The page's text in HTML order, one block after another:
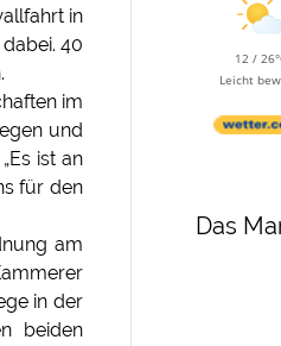
in
40
im
und
ist an
für den
am
in der
beiden
12 /
Leicht
Das